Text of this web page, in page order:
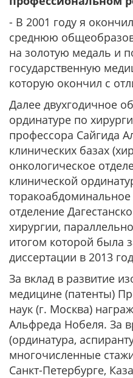
- В 2001 году я
среднюю
на золотую медаль и
государственную
которую окончил с
Далее двухгодичное
ординатуре по
профессора Сайгида
клинических базах
онкологическое
клинической
отделение
хирургии,
итогом которой была
диссертации в 2013
За вклад в развитие
медицине (патенты)
наук (г. Москва)
Альфреда Нобеля. За
(ординатура,
многочисленные
Санкт-Петербурге,